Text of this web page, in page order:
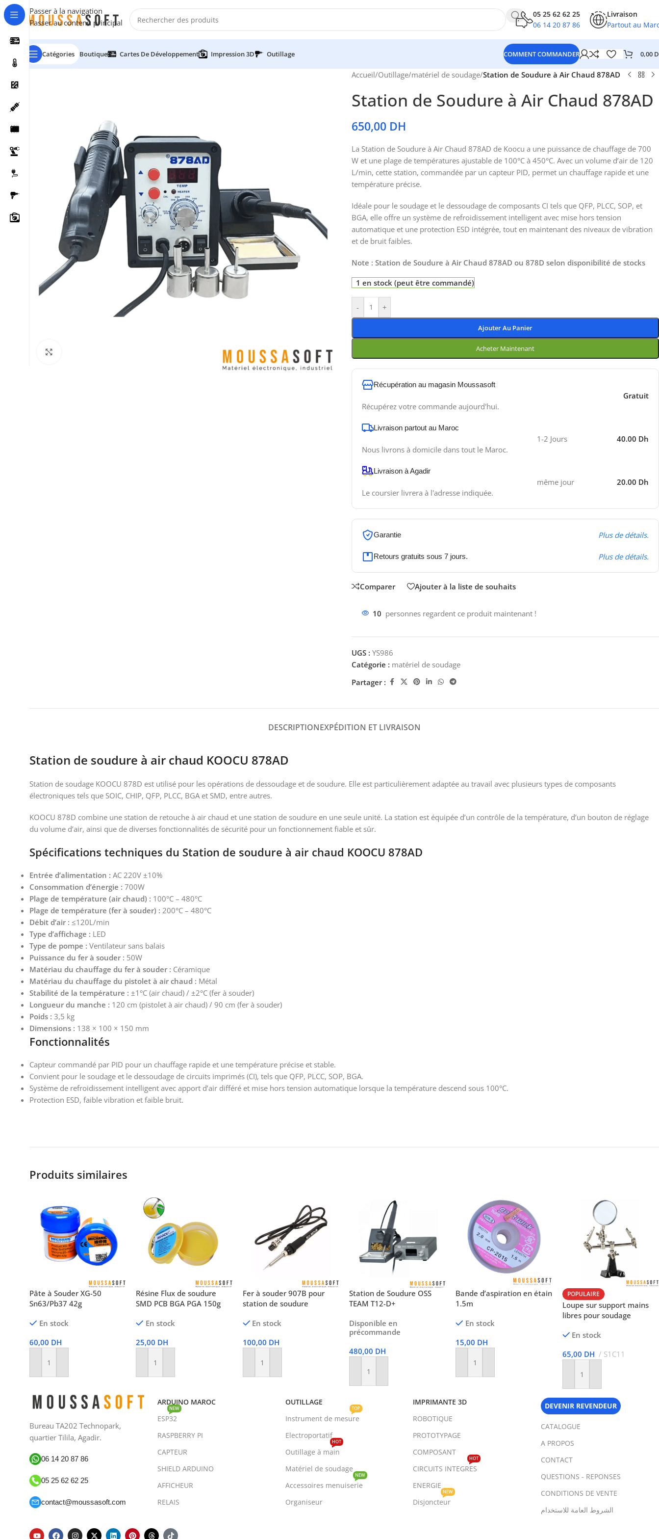
Passer à la navigation
Passer au contenu principal
05 25 62 62 25
06 14 20 87 86
moussasoft
05 25 62 62 25
06 14 20 87 86
Livraison
Partout au
Catégories Boutique Cartes De Développement Impression 3D Outillage COMMENT COMMANDER 0,00
Accueil/Outillage/matériel de soudage/Station de Soudure à Air Chaud 878AD
Station de Soudure à Air Chaud 878AD
650,00 DH
La Station de Soudure à Air Chaud 878AD de Koocu a une puissance de chauffage de 700
W et une plage de températures ajustable de 100°C à 450°C. Avec un volume d’air de 120
L/min, cette station, commandée par un capteur PID, permet un chauffage rapide et une
température précise.
Idéale pour le soudage et le dessoudage de composants CI tels que QFP, PLCC, SOP, et
BGA, elle offre un système de refroidissement intelligent avec mise hors tension
automatique et une protection ESD intégrée, tout en maintenant des niveaux de vibration
et de bruit faibles.
Note : Station de Soudure à Air Chaud 878AD ou 878D selon disponibilité de stocks
1 en stock (peut être commandé)
- +
Ajouter Au Panier
Acheter Maintenant
Récupération au magasin Moussasoft
Récupérez votre commande aujourd'hui.
Gratuit
Livraison partout au Maroc
Nous livrons à domicile dans tout le Maroc.
1-2 Jours 40.00 Dh
Livraison à Agadir
Le coursier livrera à l'adresse indiquée.
même jour 20.00 Dh
Garantie Plus de détails.
Retours gratuits sous 7 jours. Plus de détails.
Comparer Ajouter à la liste de souhaits
10 personnes regardent ce produit maintenant !
UGS : YS986
Catégorie : matériel de soudage
Partager :
DESCRIPTIONEXPÉDITION ET LIVRAISON
Station de soudure à air chaud KOOCU 878AD
Station de soudage KOOCU 878D est utilisé pour les opérations de dessoudage et de soudure. Elle est particulièrement adaptée au travail avec plusieurs types de composants
électroniques tels que SOIC, CHIP, QFP, PLCC, BGA et SMD, entre autres.
KOOCU 878D combine une station de retouche à air chaud et une station de soudure en une seule unité. La station est équipée d’un contrôle de la température, d’un bouton de réglage
du volume d’air, ainsi que de diverses fonctionnalités de sécurité pour un fonctionnement fiable et sûr.
Spécifications techniques du Station de soudure à air chaud KOOCU 878AD
Entrée d’alimentation : AC 220V ±10%
Consommation d’énergie : 700W
Plage de température (air chaud) : 100°C – 480°C
Plage de température (fer à souder) : 200°C – 480°C
Débit d’air : ≤120L/min
Type d’affichage : LED
Type de pompe : Ventilateur sans balais
Puissance du fer à souder : 50W
Matériau du chauffage du fer à souder : Céramique
Matériau du chauffage du pistolet à air chaud : Métal
Stabilité de la température : ±1°C (air chaud) / ±2°C (fer à souder)
Longueur du manche : 120 cm (pistolet à air chaud) / 90 cm (fer à souder)
Poids : 3,5 kg
Dimensions : 138 × 100 × 150 mm
Fonctionnalités
Capteur commandé par PID pour un chauffage rapide et une température précise et stable.
Convient pour le soudage et le dessoudage de circuits imprimés (CI), tels que QFP, PLCC, SOP, BGA.
Système de refroidissement intelligent avec apport d’air différé et mise hors tension automatique lorsque la température descend sous 100°C.
Protection ESD, faible vibration et faible bruit.
Produits similaires
Pâte à Souder XG-50
Sn63/Pb37 42g
En stock
60,00 DH
Ajouter Au Panier
Résine Flux de soudure
SMD PCB BGA PGA 150g
En stock
25,00 DH
Ajouter Au Panier
Fer à souder 907B pour
station de soudure
En stock
100,00 DH
Ajouter Au Panier
Station de Soudure OSS
TEAM T12-D+
Disponible en
précommande
480,00 DH
Ajouter Au Panier
Bande d’aspiration en étain
1.5m
En stock
15,00 DH
Ajouter Au Panier
POPULAIRE
Loupe sur support mains
libres pour soudage
En stock
65,00 DH S1C11
Ajouter Au Panier
Bureau TA202 Technopark,
quartier Tilila, Agadir.
06 14 20 87 86
05 25 62 62 25
contact@moussasoft.com
ARDUINO MAROC
ESP32
NEW
RASPBERRY PI
CAPTEUR
SHIELD ARDUINO
AFFICHEUR
RELAIS
OUTILLAGE
Instrument de mesure
TOP
Electroportatif
Outillage à main
HOT
Matériel de soudage
Accessoires menuiserie
NEW
Organiseur
IMPRIMANTE 3D
ROBOTIQUE
PROTOTYPAGE
COMPOSANT
CIRCUITS INTEGRES
HOT
ENERGIE
Disjoncteur
NEW
DEVENIR REVENDEUR
CATALOGUE
A PROPOS
CONTACT
QUESTIONS - REPONSES
CONDITIONS DE VENTE
الشروط العامة للاستخدام